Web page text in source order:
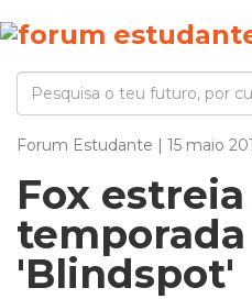
Forum Estudante | 15 maio
Fox estreia
'Blindspot'